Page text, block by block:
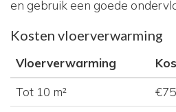
en gebruik een goede
Kosten vloerverwarming
Vloerverwarming
Tot 10 m²